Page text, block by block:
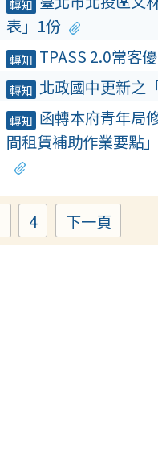
轉知
表」1份
轉知 TPASS 2.0常客
轉知 北政國中更新之
轉知 函轉本府青年局
間租賃補助作業要點
Page Page
4 下一頁